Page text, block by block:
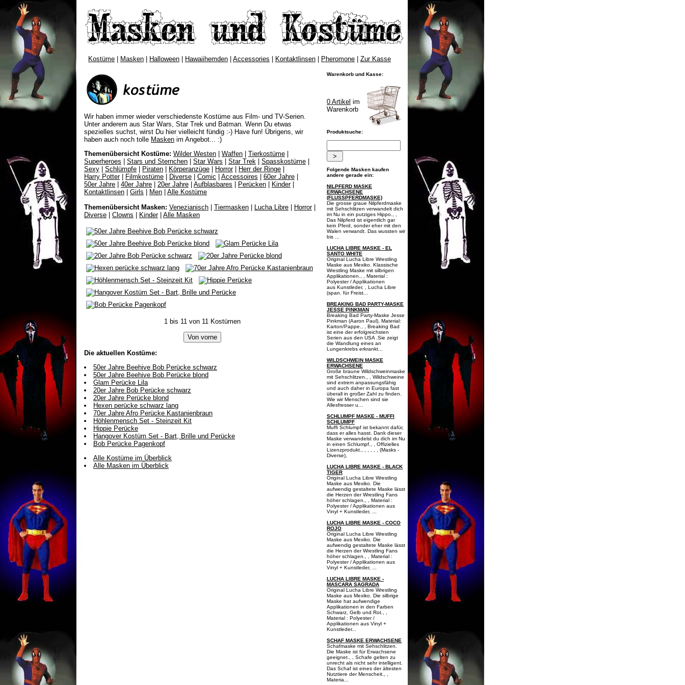
Kostüme Masken Halloween Hawaiihemden Accessories Kontaktlinsen Pheromone Zur Kasse
Wir haben immer wieder verschiedenste Kostüme aus Film- und TV-Serien.
Unter anderem aus Star Wars, Star Trek und Batman. Wenn Du etwas
spezielles suchst, wirst Du hier vielleicht fündig :-) Have fun! Übrigens, wir
haben auch noch tolle Masken im Angebot... :)
Themenübersicht Kostüme: Wilder Westen Waffen Tierkostüme
Superheroes
Stars und Sternchen Star Wars Star Trek Spasskostüme
Sexy
Schlümpfe Piraten Körperanzüge Horror| Herr der Ringe
Harry Potter| Filmkostüme Diverse Comic Accessoires 60er Jahre
50er Jahre
40er Jahre 20er Jahre Aufblasbares Perücken Kinder|
Kontaktlinsen
Girls Men
Alle Kostüme
Themenübersicht Masken: Venezianisch Tiermasken Lucha Libre Horror|
Diverse
Clowns Kinder| Alle Masken
1 bis 11 von 11 Kostümen
Die aktuellen Kostüme:
50er Jahre Beehive Bob Perücke schwarz
50er Jahre Beehive Bob Perücke blond
Glam Perücke Lila
20er Jahre Bob Perücke schwarz
20er Jahre Perücke blond
Hexen perücke schwarz lang
70er Jahre Afro Perücke Kastanienbraun
Höhlenmensch Set - Steinzeit Kit
Hippie Perücke
Hangover Kostüm Set - Bart, Brille und Perücke
Bob Perücke Pagenkopf
Alle Kostüme im Überblick
Alle Masken im Überblick
Warenkorb und Kasse:
0 Artikel im
Warenkorb
Produktsuche:
Folgende Masken kaufen
andere gerade ein:
NILPFERD MASKE
ERWACHSENE
(FLUSSPFERDMASKE)
Die grosse graue Nilpferdmaske
mit Sehschlitzen verwandelt dich
im Nu in ein putziges Hippo., ,
Das Nilpferd ist eigentlich gar
kein Pferd, sonder eher mit den
Walen verwandt. Das wussten wir
bis ...
LUCHA LIBRE MASKE - EL
SANTO WHITE
Original Lucha Libre Wrestling
Maske aus Mexiko. Klassische
Wrestling Maske mit silbrigen
Applikationen., , Material :
Polyester / Applikationen
aus Kunstleder, , Lucha Libre
(span. für Freist...
BREAKING BAD PARTY-MASKE
JESSE PINKMAN
Breaking Bad Party-Maske Jesse
Pinkman (Aaron Paul), Material:
Karton/Pappe., , Breaking Bad
ist eine der erfolgreichsten
Serien aus den USA .Sie zeigt
die Wandlung eines an
Lungenkrebs erkrankt...
WILDSCHWEIN MASKE
ERWACHSENE
Große braune Wildschweinmaske
mit Sehschlitzen., , Wildschweine
sind extrem anpassungsfähig
und auch daher in Europa fast
überall in großer Zahl zu finden.
Wie wir Menschen sind sie
Allesfresser u...
SCHLUMPF MASKE - MUFFI
SCHLUMPF
Muffi Schlumpf ist bekannt dafür,
dass er alles hasst. Dank dieser
Maske verwandelst du dich im Nu
in einen Schlumpf., , Offizielles
Lizenzprodukt., , , , , , (Masks -
Diverse),
LUCHA LIBRE MASKE - BLACK
TIGER
Original Lucha Libre Wrestling
Maske aus Mexiko. Die
aufwendig gestaltete Maske lässt
die Herzen der Wrestling Fans
höher schlagen., , Material :
Polyester / Applikationen aus
Vinyl + Kunstleder, ...
LUCHA LIBRE MASKE - COCO
ROJO
Original Lucha Libre Wrestling
Maske aus Mexiko. Die
aufwendig gestaltete Maske lässt
die Herzen der Wrestling Fans
höher schlagen., , Material :
Polyester / Applikationen aus
Vinyl + Kunstleder, ...
LUCHA LIBRE MASKE -
MASCARA SAGRADA
Original Lucha Libre Wrestling
Maske aus Mexiko. Die silbrige
Maske hat aufwendige
Applikationen in den Farben
Schwarz, Gelb und Rot., ,
Material : Polyester /
Applikationen aus Vinyl +
Kunstleder...
SCHAF MASKE ERWACHSENE
Schafmaske mit Sehschlitzen.
Die Maske ist für Erwachsene
geeignet., , Schafe gelten zu
unrecht als nicht sehr intelligent.
Das Schaf ist eines der ältesten
Nutztiere der Menscheit., ,
Materia...